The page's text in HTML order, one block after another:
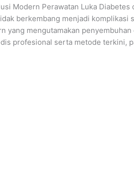
Modern Perawatan Luka Diabetes
berkembang menjadi komplikasi
yang mengutamakan penyembuhan
profesional serta metode terkini,